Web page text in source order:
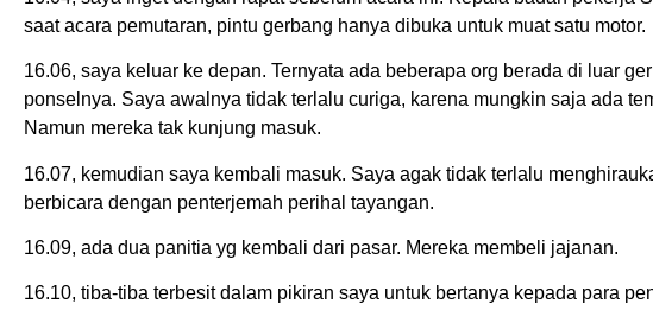
saat acara pemutaran, pintu gerbang hanya dibuka untuk muat satu motor.
16.06, saya keluar ke depan. Ternyata ada beberapa org berada di luar
ponselnya. Saya awalnya tidak terlalu curiga, karena mungkin saja ada
Namun mereka tak kunjung masuk.
16.07, kemudian saya kembali masuk. Saya agak tidak terlalu
berbicara dengan penterjemah perihal tayangan.
16.09, ada dua panitia yg kembali dari pasar. Mereka membeli jajanan.
16.10, tiba-tiba terbesit dalam pikiran saya untuk bertanya kepada para